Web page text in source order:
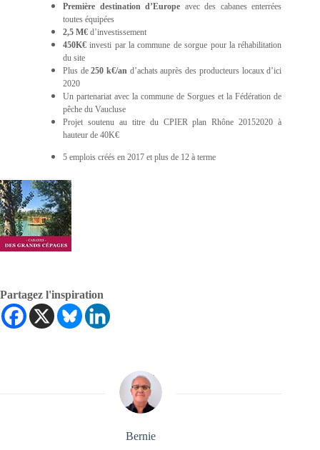
Première destination d’Europe avec des cabanes enterrées
toutes équipées
2,5 M€ d’investissement
450K€investi par la commune de sorgue pour la réhabilitation
du site
Plus de250 k€/an d’achats auprès des producteurs locaux d’ici
2020
Un partenariat avec la commune de Sorgues et la Fédération de
pêche du Vaucluse
Projet soutenu au titre du CPIER plan Rhône 20152020 à
hauteur de 40K€
5 emplois créés en 2017 et plus de 12 à terme
Partagez l'inspiration
Bernie